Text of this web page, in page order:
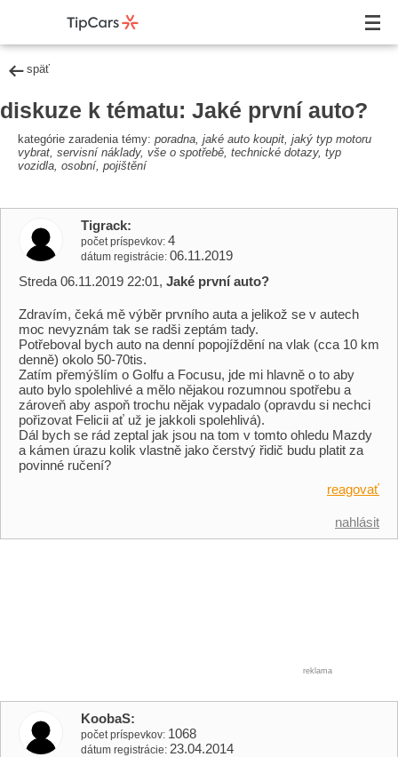
späť
diskuze k tématu: Jaké první auto?
kategórie zaradenia témy: poradna, jaké auto koupit, jaký typ motoru
vybrat, servisní náklady, vše o spotřebě, technické dotazy, typ
vozidla, osobní, pojištění
Tigrack
počet príspevkov 4
dátum registrácie 06.11.2019
Streda 06.11.2019 22:01, Jaké první auto?
Zdravím, čeká mě výběr prvního auta a jelikož se v autech
moc nevyznám tak se radši zeptám tady.
Potřeboval bych auto na denní popojíždění na vlak (cca 10 km
denně) okolo 50-70tis.
Zatím přemýšlím o Golfu a Focusu, jde mi hlavně o to aby
auto bylo spolehlivé a mělo nějakou rozumnou spotřebu a
zároveň aby aspoň trochu nějak vypadalo (opravdu si nechci
pořizovat Felicii ať už je jakkoli spolehlivá).
Dál bych se rád zeptal jak jsou na tom v tomto ohledu Mazdy
a kámen úrazu kolik vlastně jako čerstvý řidič budu platit za
povinné ručení?
reagovať
nahlásit
reklama
KoobaS
počet príspevkov 1068
dátum registrácie 23.04.2014